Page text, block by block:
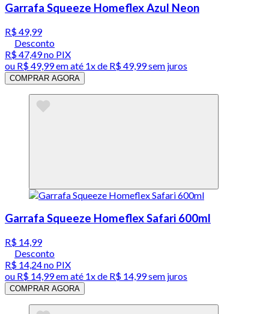
Garrafa Squeeze Homeflex Azul Neon
R$ 49,99
Desconto
R$ 47,49no PIX
ou R$ 49,99em até 1x de R$ 49,99sem juros
COMPRAR AGORA
Garrafa Squeeze Homeflex Safari 600ml
R$ 14,99
Desconto
R$ 14,24no PIX
ou R$ 14,99em até 1x de R$ 14,99sem juros
COMPRAR AGORA